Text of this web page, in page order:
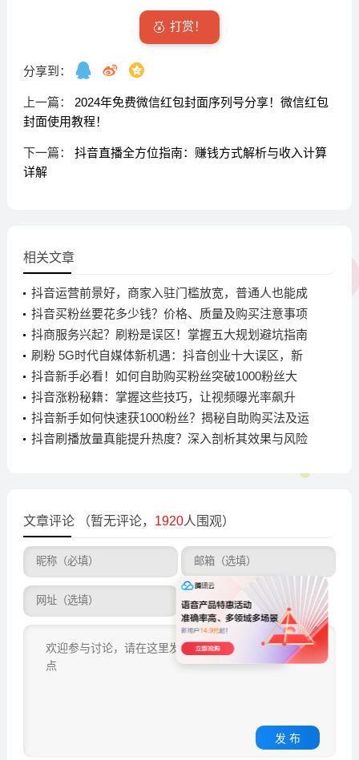
打赏！
分享到：
上一篇： 2024年免费微信红包封面序列号分享！微信红包
封面使用教程！
下一篇： 抖音直播全方位指南：赚钱方式解析与收入计算
详解
相关文章
抖音运营前景好，商家入驻门槛放宽，普通人也能成
百万粉博主
抖音买粉丝要花多少钱？价格、质量及购买注意事项
全知道
抖商服务兴起？刷粉是误区！掌握五大规划避坑指南
刷粉 5G时代自媒体新机遇：抖音创业十大误区，新
手如何避坑与规划？
抖音新手必看！如何自助购买粉丝突破1000粉丝大
关？
抖音涨粉秘籍：掌握这些技巧，让视频曝光率飙升
抖音新手如何快速获1000粉丝？揭秘自助购买法及运
营建议
抖音刷播放量真能提升热度？深入剖析其效果与风险
文章评论 （暂无评论， 1920人围观）
发 布